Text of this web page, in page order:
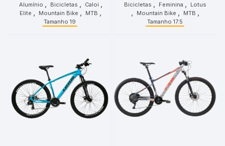
Alumínio Bicicletas Caloi
Elite Mountain Bike MTB
Tamanho 19
Bicicletas Feminina Lotus
Mountain Bike MTB
Tamanho 17.5